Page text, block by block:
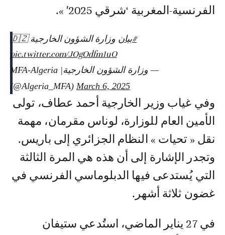
الفرنسية-المغربية ‘شرقي 2025′ ».
#بيان وزارة الشؤون الخارجية 🇩🇿
pic.twitter.com/JOgOdfm1uO
— وزارة الشؤون الخارجية| MFA-Algeria
(@Algeria_MFA) March 6, 2025
وفي غياب وزير الخارجية أحمد عطاف، تولى
الأمين العام للوزارة، لوناس مقرمان، مهمة
نقل « تحيات » النظام الجزائري إلى باريس.
وتجدر الإشارة إلى أن هذه هي المرة الثالثة
التي يُستدعى فيها الدبلوماسي الفرنسي في
غضون ثلاثة أشهر.
في 27 يناير الماضي، استُدعي ستيفان